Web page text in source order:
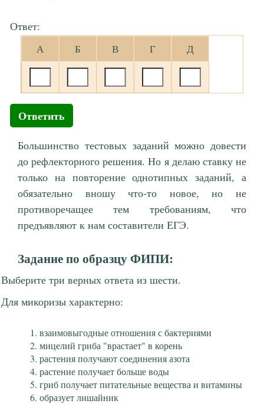
Ответ:
А Б В Г Д
Ответить
Большинство тестовых заданий можно довести
до рефлекторного решения. Но я делаю ставку не
только на повторение однотипных заданий, а
обязательно вношу что-то новое, но не
противоречащее тем требованиям, что
предъявляют к нам составители ЕГЭ.
Задание по образцу ФИПИ:
Выберите три верных ответа из шести.
Для микоризы характерно:
взаимовыгодные отношения с бактериями
мицелий гриба "врастает" в корень
растения получают соединения азота
растение получает больше воды
гриб получает питательные вещества и витамины
образует лишайник